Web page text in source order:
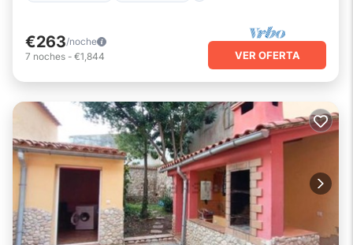
€263/noche
7 noches - €1,844 VER OFERTA